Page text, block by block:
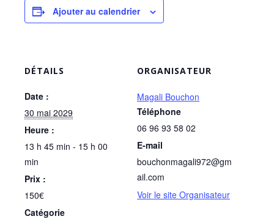
Ajouter au calendrier
DÉTAILS
Date :
30 mai 2029
Heure :
13 h 45 min - 15 h 00
min
Prix :
150€
Catégorie
ORGANISATEUR
Magali Bouchon
Téléphone
06 96 93 58 02
E-mail
bouchonmagali972@gm
ail.com
Voir le site Organisateur